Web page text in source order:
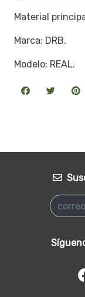
Material
Marca: DRB.
Modelo: REAL.